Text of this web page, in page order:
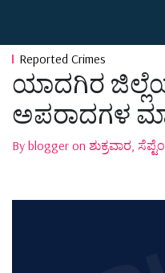
Reported Crimes
ಯಾದಗಿರ
ಅಪರಾದಗಳ
By blogger on ಶುಕ್ರವಾರ,